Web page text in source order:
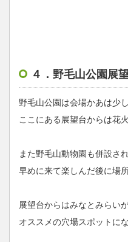
４．野毛山公園展
野毛山公園は会場かあは少
ここにある展望台からは花
また野毛山動物園も併設さ
早めに来て楽しんだ後に場
展望台からはみなとみらい
オススメの穴場スポットに